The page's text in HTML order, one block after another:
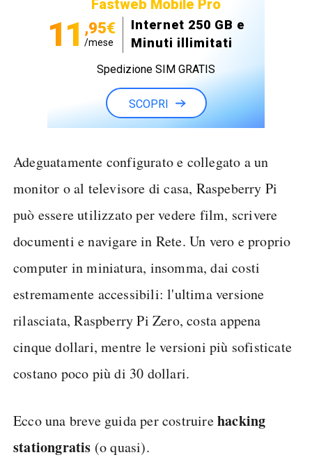
Fastweb Mobile Pro
11 ,95€
/mese
Internet 250 GB e
Minuti illimitati
Spedizione SIM GRATIS
SCOPRI
Adeguatamente configurato e collegato a un
monitor o al televisore di casa, Raspeberry Pi
può essere utilizzato per vedere film, scrivere
documenti e navigare in Rete. Un vero e proprio
computer in miniatura, insomma, dai costi
estremamente accessibili: l'ultima versione
rilasciata, Raspberry Pi Zero, costa appena
cinque dollari, mentre le versioni più sofisticate
costano poco più di 30 dollari.
Ecco una breve guida per costruirehacking
stationgratis (o quasi).